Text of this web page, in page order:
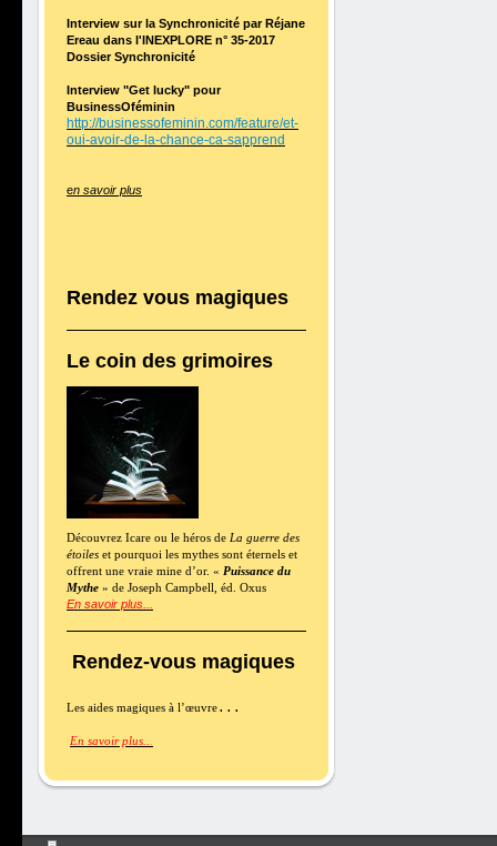
Interview sur la Synchronicité par Réjane
Ereau dans l'INEXPLORE n° 35-2017
Dossier Synchronicité
Interview "Get lucky" pour
BusinessOféminin
http://businessofeminin.com/feature/et-
oui-avoir-de-la-chance-ca-sapprend
en savoir plus
Rendez vous magiques
Le coin des grimoires
Découvrez Icare ou le héros de La guerre des
étoiles et pourquoi les mythes sont éternels et
offrent une vraie mine d’or. « Puissance du
Mythe » de Joseph Campbell, éd. Oxus
En savoir plus...
Rendez-vous magiques
Les aides magiques à l’œuvre
En savoir plus..